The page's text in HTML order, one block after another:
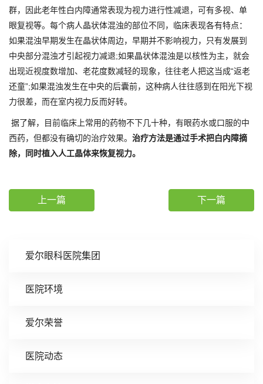
爱尔眼科医院集团
医院环境
爱尔荣誉
医院动态
群，因此老年性白内障通常表现为视力进行性减退，可有多视、单
眼复视等。每个病人晶状体混浊的部位不同，临床表现各有特点：
如果混浊早期发生在晶状体周边，早期并不影响视力，只有发展到
中央部分混浊才引起视力减退;如果晶状体混浊是以核性为主，就会
出现近视度数增加、老花度数减轻的现象，往往老人把这当成“返老
还童”;如果混浊发生在中央的后囊前，这种病人往往感到在阳光下视
力很差，而在室内视力反而好转。
据了解，目前临床上常用的药物不下几十种，有眼药水或口服的中
西药，但都没有确切的治疗效果。 治疗方法是通过手术把白内障摘
除，同时植入人工晶体来恢复视力。
上一篇 下一篇